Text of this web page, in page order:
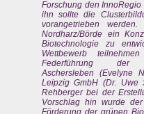
Forschung den
ihn sollte die
vorangetrieben
Nordharz/Börde ein
Biotechnologie zu
Wettbewerb
Federführung der
Aschersleben (Evelyne
Leipzig GmbH (Dr. Uwe
Rehberger bei der
Vorschlag hin wurde
Förderung der grünen